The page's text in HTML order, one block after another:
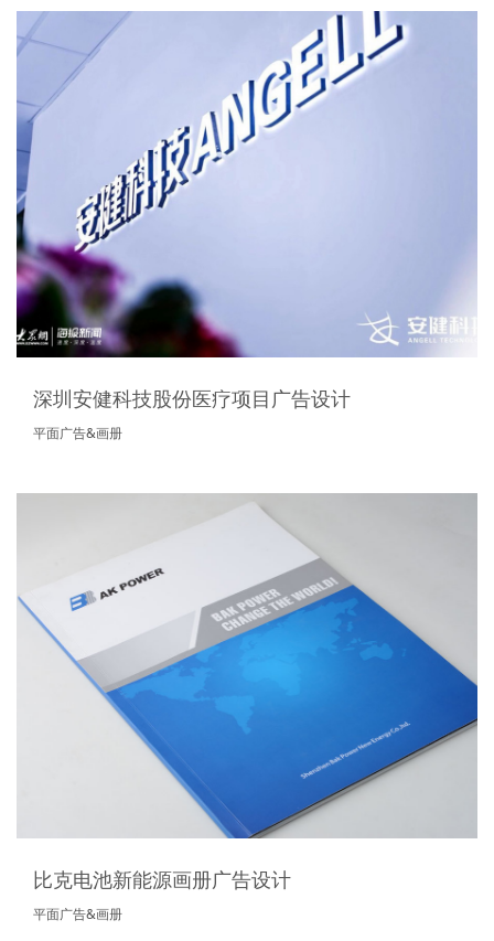
深圳安健科技股份医疗项目广告设计
平面广告&画册
比克电池新能源画册广告设计
平面广告&画册